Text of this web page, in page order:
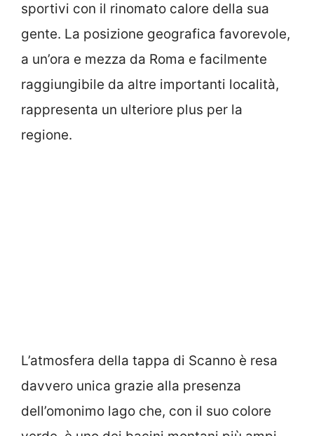
sportivi con il rinomato calore della sua
gente. La posizione geografica favorevole,
a un’ora e mezza da Roma e facilmente
raggiungibile da altre importanti località,
rappresenta un ulteriore plus per la
regione.
L’atmosfera della tappa di Scanno è resa
davvero unica grazie alla presenza
dell’omonimo lago che, con il suo colore